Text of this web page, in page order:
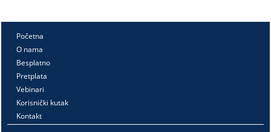
Početna
O nama
Besplatno
Pretplata
Vebinari
Korisnički kutak
Kontakt